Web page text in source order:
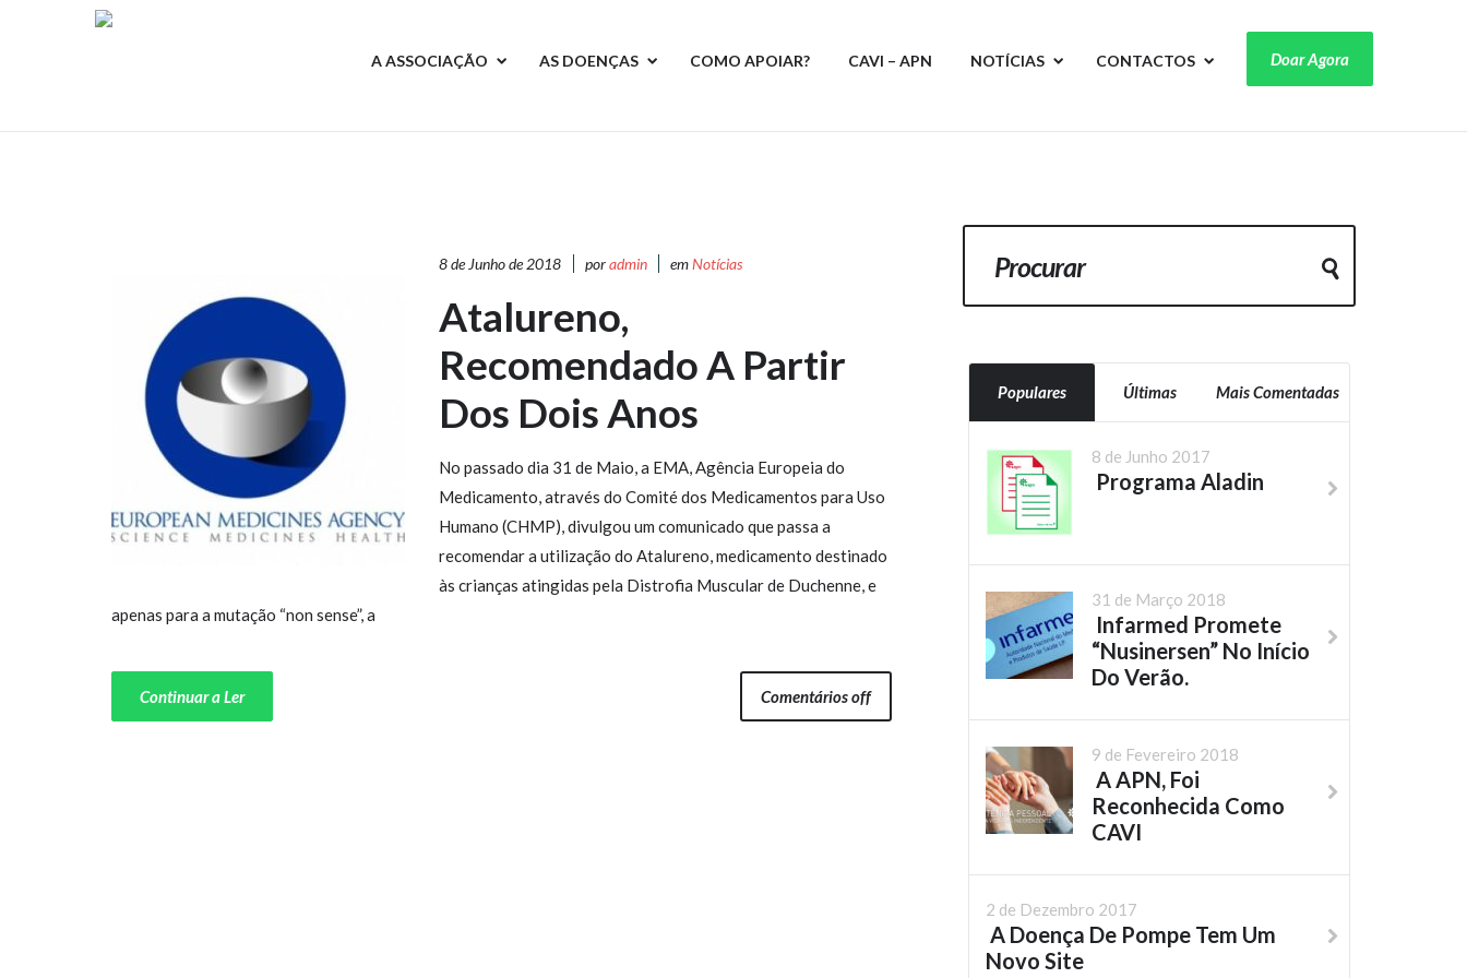
A ASSOCIAÇÃO AS DOENÇAS COMO APOIAR? CAVI – APN NOTÍCIAS CONTACTOS Doar Agora
8 de Junho de 2018 poradmin emNotícias
Atalureno,
Recomendado A Partir
Dos Dois Anos
No passado dia 31 de Maio, a EMA, Agência Europeia do
Medicamento, através do Comité dos Medicamentos para Uso
Humano (CHMP), divulgou um comunicado que passa a
recomendar a utilização do Atalureno, medicamento destinado
às crianças atingidas pela Distrofia Muscular de Duchenne, e
apenas para a mutação “non sense”, a
Continuar a Ler Comentários off
Populares Últimas Mais Comentadas
8 de Junho 2017
Programa Aladin
31 de Março 2018
Infarmed Promete
“Nusinersen” No Início
Do Verão.
9 de Fevereiro 2018
A APN, Foi
Reconhecida Como
CAVI
2 de Dezembro 2017
A Doença De Pompe Tem Um
Novo Site